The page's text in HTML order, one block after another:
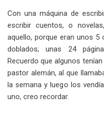
Con una máquina de
escribir cuentos, o
aquello, porque eran unos
doblados; unas 24
Recuerdo que algunos
pastor alemán, al que
la semana y luego los
uno, creo recordar.